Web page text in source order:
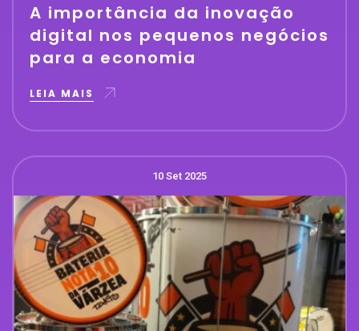
A importância da inovação
digital nos pequenos negócios
para a economia
LEIA MAIS
10 Set 2025